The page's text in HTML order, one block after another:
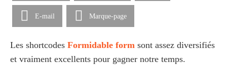
E-mail Marque-page
Les shortcodes Formidable form sont assez diversifiés
et vraiment excellents pour gagner notre temps.